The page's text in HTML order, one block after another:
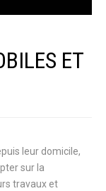
ET
leur domicile,
sur la
travaux et